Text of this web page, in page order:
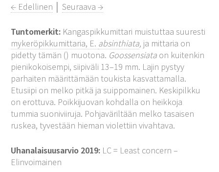
← Edellinen │Seuraava →
Tuntomerkit: Kangaspikkumittari muistuttaa suuresti
mykeröpikkumittaria, E. absinthiata, ja mittaria on
pidetty tämän () muotona. Goossensiata on kuitenkin
pienikokoisempi, siipiväli 13–19 mm. Lajin pystyy
parhaiten määrittämään toukista kasvattamalla.
Etusiipi on melko pitkä ja suippomainen. Keskipilkku
on erottuva. Poikkijuovan kohdalla on heikkoja
tummia suoniviiruja. Pohjaväriltään melko tasaisen
ruskea, tyvestään hieman violettiin vivahtava.
Uhanalaisuusarvio 2019: LC = Least concern –
Elinvoimainen